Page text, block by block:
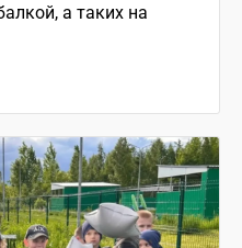
а таких на